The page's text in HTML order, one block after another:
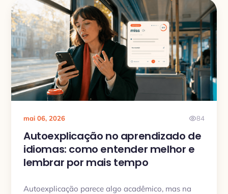
mai 06, 2026 84
Autoexplicação no aprendizado de
idiomas: como entender melhor e
lembrar por mais tempo
Autoexplicação parece algo acadêmico, mas na